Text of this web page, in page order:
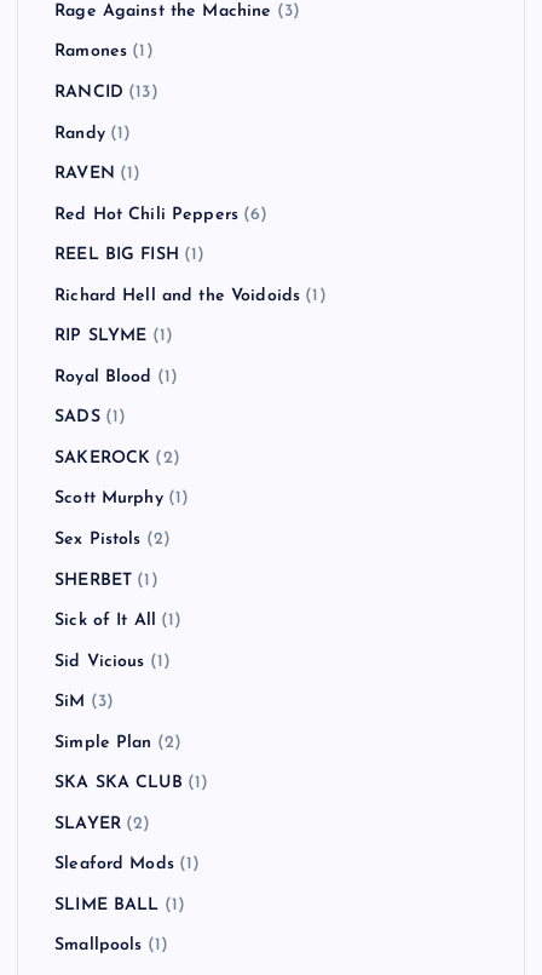
Rage Against the Machine (3)
Ramones (1)
RANCID (13)
Randy(1)
RAVEN (1)
Red Hot Chili Peppers (6)
REEL BIG FISH (1)
Richard Hell and the Voidoids (1)
RIP SLYME (1)
Royal Blood (1)
SADS(1)
SAKEROCK (2)
Scott Murphy(1)
Sex Pistols (2)
SHERBET (1)
Sick of It All (1)
Sid Vicious (1)
SiM (3)
Simple Plan (2)
SKA SKA CLUB (1)
SLAYER(2)
Sleaford Mods(1)
SLIME BALL (1)
Smallpools (1)